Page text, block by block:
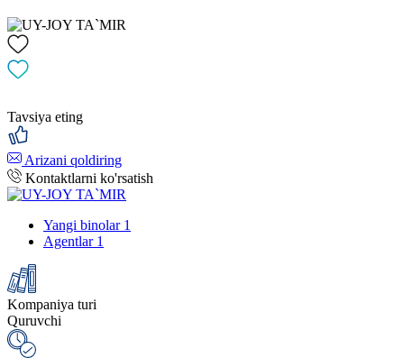
Tavsiya eting
Arizani qoldiring
Kontaktlarni ko'rsatish
Yangi binolar 1
Agentlar 1
Kompaniya turi
Quruvchi